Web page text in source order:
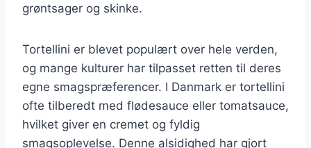
grøntsager og skinke.
Tortellini er blevet populært over hele verden,
og mange kulturer har tilpasset retten til deres
egne smagspræferencer. I Danmark er tortellini
ofte tilberedt med flødesauce eller tomatsauce,
hvilket giver en cremet og fyldig
smagsoplevelse. Denne alsidighed har gjort